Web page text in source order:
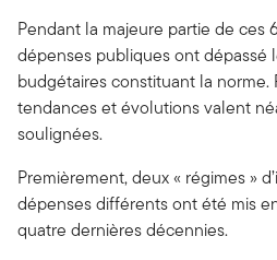
Pendant la majeure partie de ces
dépenses publiques ont dépassé
budgétaires constituant la norme.
tendances et évolutions valent
soulignées.
Premièrement, deux « régimes »
dépenses différents ont été mis
quatre dernières décennies.